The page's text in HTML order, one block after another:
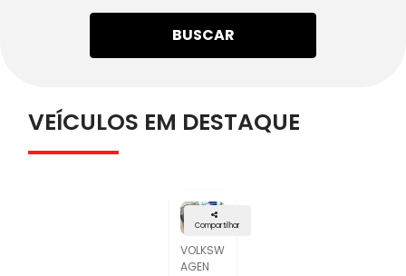
BUSCAR
VEÍCULOS EM DESTAQUE
Compartilhar
VOLKSW
AGEN